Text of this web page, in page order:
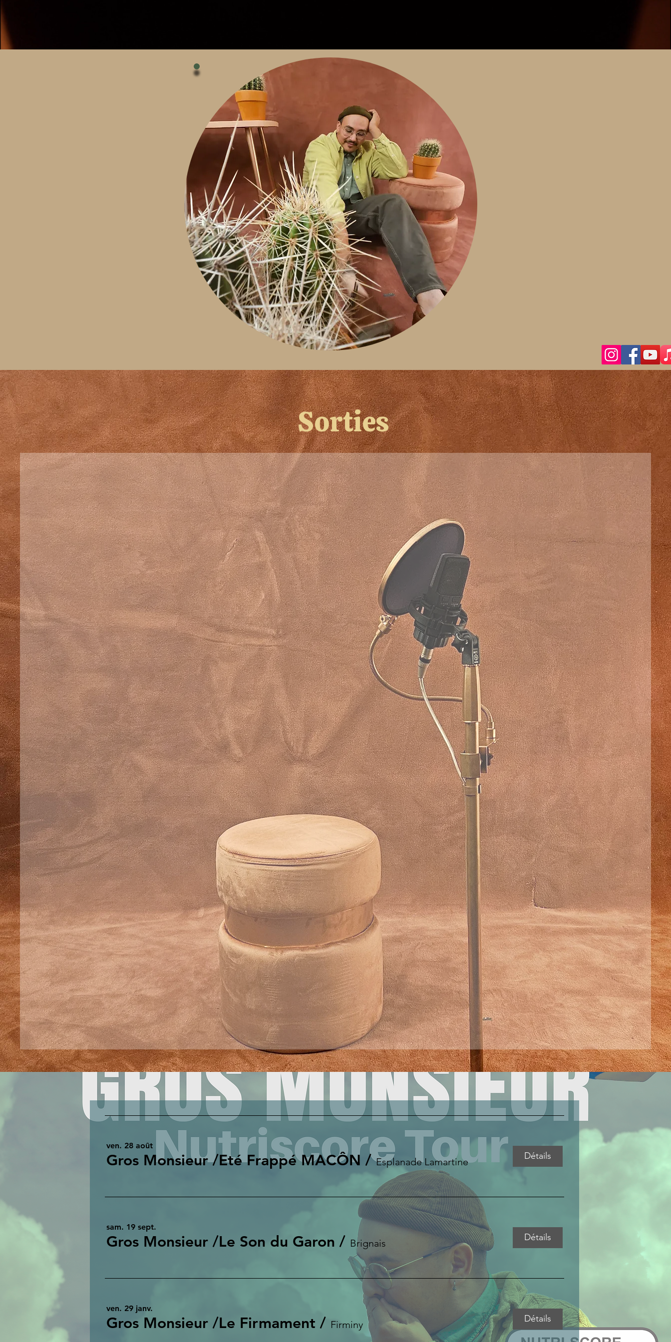
Description
Gros monsieur c’est un câlin, il vous serre
fort contre lui en vous disant que tout ira
bien. Son écriture profonde transmet un
message d’affirmation de soi et d’optimisme
qui fait du bien. Sa musique est une étreinte
solaire et rythmée, avec des textes sincères
et appliqués, portés par le groove percussif
de l’afro pop.
Sorties
ven. 28 août
Gros Monsieur /Eté Frappé MACÔN /Esplanade Lamartine Détails
sam. 19 sept.
Gros Monsieur /Le Son du Garon / Brignais Détails
ven. 29 janv.
Gros Monsieur /Le Firmament / Firminy Détails